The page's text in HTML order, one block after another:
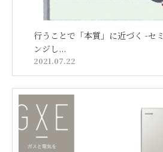
行うことで「本質」に近づく -セ
ンジし...
2021.07.22